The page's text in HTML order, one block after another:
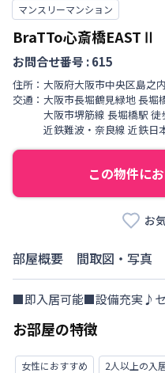
マンスリーマンション
BraTTo心斎橋EASTⅡ
お問合せ番号 :615
住所： 大阪府大阪市中央区島之内
交通： 大阪市長堀鶴見緑地長堀
大阪市堺筋線 長堀橋駅 徒
近鉄難波・奈良線 近鉄日
この物件に
お
部屋概要 間取図・写真
■即入居可能■設備充実♪
お部屋の特徴
女性におすすめ 2人以上の入